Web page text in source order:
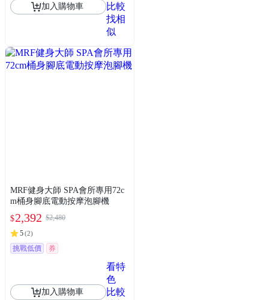
加入購物車
比較
找相
似
MRF健身大師 SPA會所專用72c
m桶身腳底電動按摩泡腳機
$2,392 $2,480
5(2)
挑戰低價 券
加入購物車
看特
色
比較